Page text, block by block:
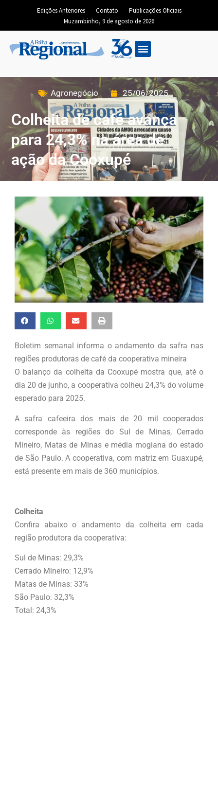
Edições Anteriores Contato
Publicações Oficiais
Muzambinho, 9 de agosto de 2026
Agronegócio 25/06/2025
Colheita de café avança
para 24,3% na área de
ação da Cooxupé
Boletim semanal informa o andamento da safra nas
regiões produtoras de café da cooperativa mineira
O balanço da colheita da Cooxupé mostra que, até o
dia 20 de junho, a cooperativa colheu 24,3% do volume
esperado para 2025.
A safra cafeeira dos mais de 20 mil cooperados
corresponde às regiões do Sul de Minas, Cerrado
Mineiro, Matas de Minas e média mogiana do estado
de São Paulo. A cooperativa, com matriz em Guaxupé,
está presente em mais de 360 municípios.
Colheita
Confira abaixo o andamento da colheita em cada
região produtora da cooperativa:
Sul de Minas: 29,3%
Cerrado Mineiro: 12,9%
Matas de Minas: 33%
São Paulo: 32,3%
Total: 24,3%